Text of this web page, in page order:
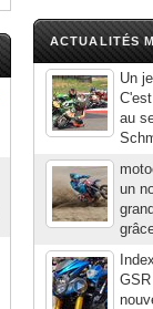
ACTUALITÉS
Un
au
un